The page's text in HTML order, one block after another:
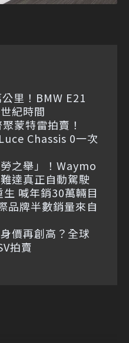
里！BMW E21
紀時間
蒙特雷拍賣！
Chassis 0一次
之舉」！Waymo
達真正自動駕駛
喊年銷30萬輛目
品牌半數銷量來自
價再創高？全球
拍賣